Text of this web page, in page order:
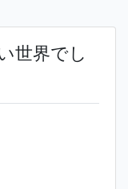
世界でし